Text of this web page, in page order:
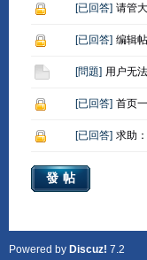
[已回答] 请管
[已回答] 编辑
[問題] 用户无
[已回答] 首页
[已回答] 求助
發帖
Powered by Discuz! 7.2